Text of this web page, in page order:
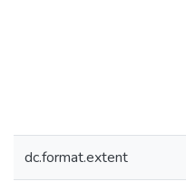
dc.format.extent